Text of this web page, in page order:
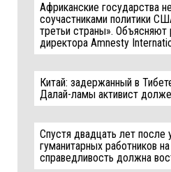
Африканские государства
соучастниками политики
третьи страны». Объясняют
директора Amnesty
Китай: задержанный в
Далай-ламы активист
Спустя двадцать лет после
гуманитарных работников
справедливость должна